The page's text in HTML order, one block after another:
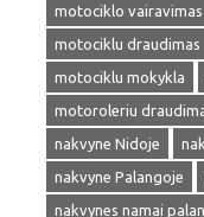
motociklo vairavimas
motociklu draudimas
motociklu mokykla
motoroleriu
nakvyne Nidoje
nakvyne Palangoje
nakvynes namai